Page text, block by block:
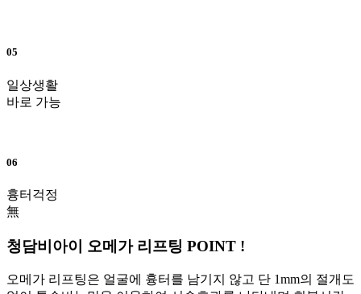
05
일상생활
바로 가능
06
흉터걱정
無
청담비아이 오메가 리프팅 POINT !
오메가 리프팅은 얼굴에 흉터를 남기지 않고 단 1mm의 절개도